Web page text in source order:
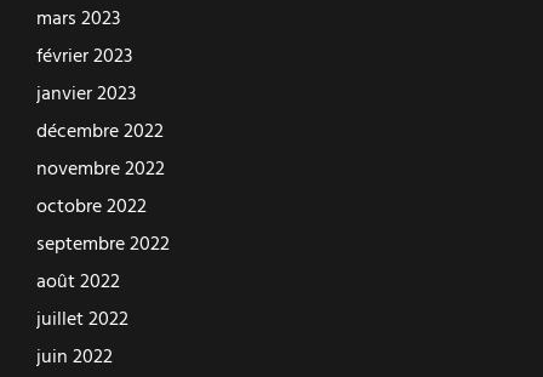
mars 2023
février 2023
janvier 2023
décembre 2022
novembre 2022
octobre 2022
septembre 2022
août 2022
juillet 2022
juin 2022